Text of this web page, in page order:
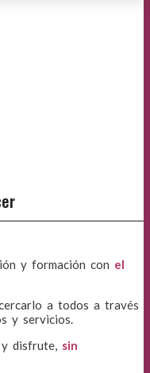
y formación con el
a todos a través
y servicios.
disfrute, sin